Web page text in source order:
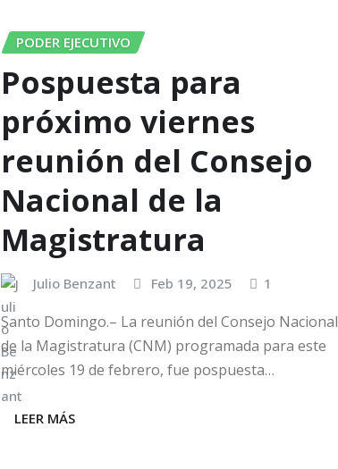
PODER EJECUTIVO
Pospuesta para
próximo viernes
reunión del Consejo
Nacional de la
Magistratura
Julio Benzant Feb 19, 2025 1
Santo Domingo.– La reunión del Consejo Nacional
de la Magistratura (CNM) programada para este
miércoles 19 de febrero, fue pospuesta…
LEER MÁS